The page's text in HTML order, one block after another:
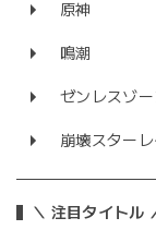
原神
鳴潮
ゼンレスゾー
崩壊スター
＼ 注目タイトル